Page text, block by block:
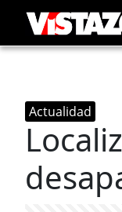
Actualidad